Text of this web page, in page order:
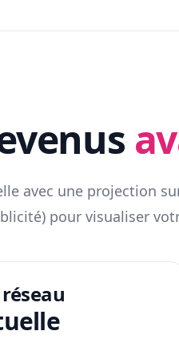
avec une projection
pour visualiser